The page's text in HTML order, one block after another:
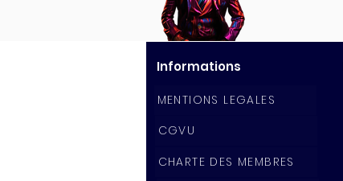
Informations
MENTIONS LEGALES
CGVU
CHARTE DES MEMBRES